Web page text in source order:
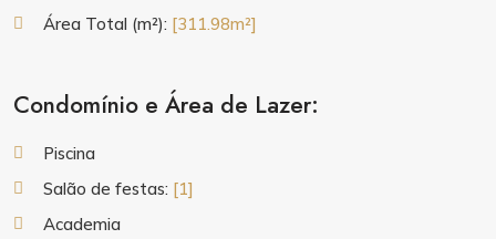
Área Total (m²): [311.98m²]
Condomínio e Área de Lazer:
Piscina
Salão de festas: [1]
Academia